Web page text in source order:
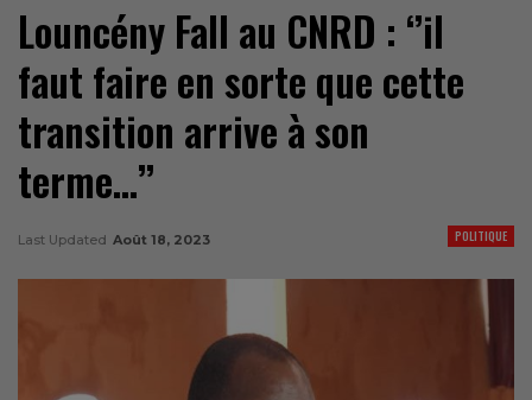
Louncény Fall au CNRD : ‘’il
faut faire en sorte que cette
transition arrive à son
terme…’’
POLITIQUE
Last Updated Août 18, 2023